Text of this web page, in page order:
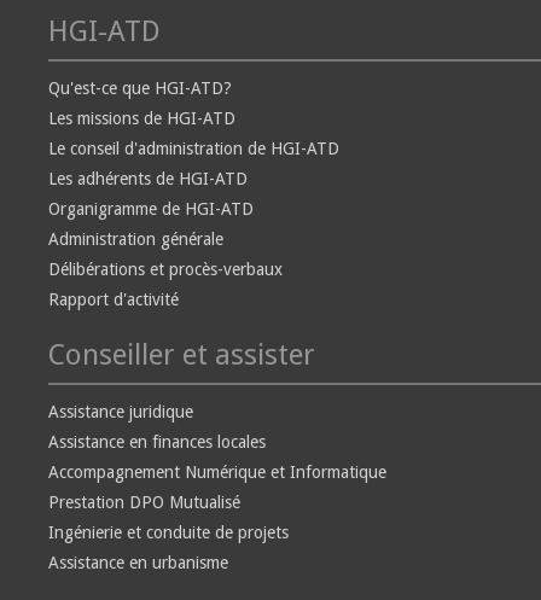
HGI-ATD
Qu'est-ce que HGI-ATD?
Les missions de HGI-ATD
Le conseil d'administration de HGI-ATD
Les adhérents de HGI-ATD
Organigramme de HGI-ATD
Administration générale
Délibérations et procès-verbaux
Rapport d'activité
Conseiller et assister
Assistance juridique
Assistance en finances locales
Accompagnement Numérique et Informatique
Prestation DPO Mutualisé
Ingénierie et conduite de projets
Assistance en urbanisme